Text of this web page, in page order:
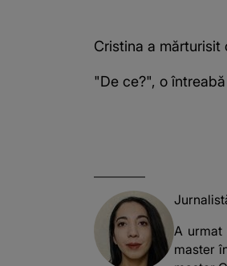
Cristina a mărturisit
"De ce?", o
A urmat
master